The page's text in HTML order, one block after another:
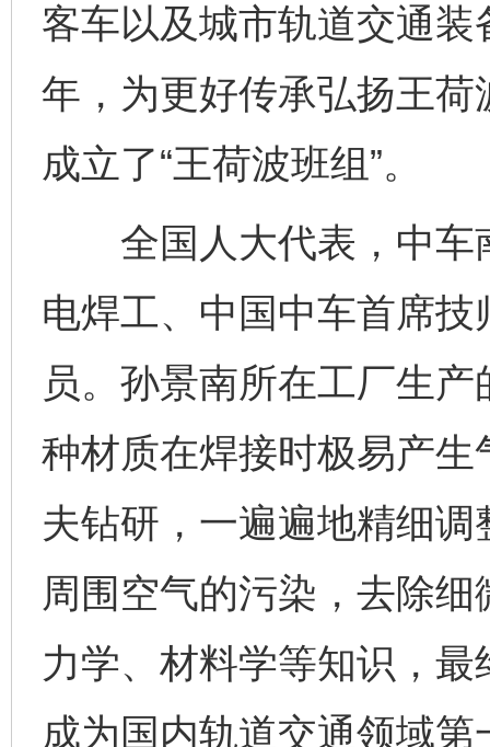
客车以及城市轨道交通
年，为更好传承弘扬王荷
成立了“王荷波班组”。
全国人大代表，中车
电焊工、中国中车首席技
员。孙景南所在工厂生
种材质在焊接时极易产
夫钻研，一遍遍地精细
周围空气的污染，去除
力学、材料学等知识，
成为国内轨道交通领域